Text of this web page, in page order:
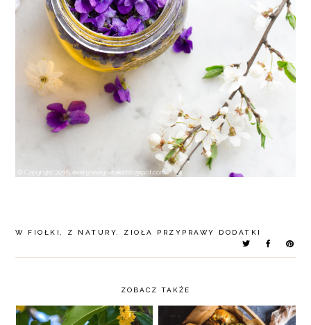
W FIOŁKI, Z NATURY, ZIOŁA PRZYPRAWY DODATKI
ZOBACZ TAKŻE